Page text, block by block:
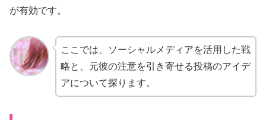
が有効です。
ここでは、ソーシャルメディアを活用した戦
略と、元彼の注意を引き寄せる投稿のアイデ
アについて探ります。